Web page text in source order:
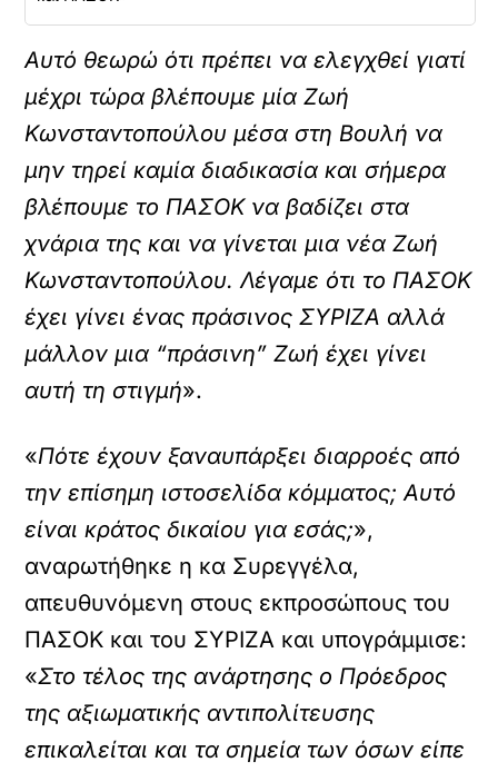
Αυτό θεωρώ ότι πρέπει να ελεγχθεί γιατί
μέχρι τώρα βλέπουμε μία Ζωή
Κωνσταντοπούλου μέσα στη Βουλή να
μην τηρεί καμία διαδικασία και σήμερα
βλέπουμε το ΠΑΣΟΚ να βαδίζει στα
χνάρια της και να γίνεται μια νέα Ζωή
Κωνσταντοπούλου. Λέγαμε ότι το ΠΑΣΟΚ
έχει γίνει ένας πράσινος ΣΥΡΙΖΑ αλλά
μάλλον μια “πράσινη” Ζωή έχει γίνει
αυτή τη στιγμή».
«Πότε έχουν ξαναυπάρξει διαρροές από
την επίσημη ιστοσελίδα κόμματος; Αυτό
είναι κράτος δικαίου για εσάς;»,
αναρωτήθηκε η κα Συρεγγέλα,
απευθυνόμενη στους εκπροσώπους του
ΠΑΣΟΚ και του ΣΥΡΙΖΑ και υπογράμμισε:
«Στο τέλος της ανάρτησης ο Πρόεδρος
της αξιωματικής αντιπολίτευσης
επικαλείται και τα σημεία των όσων είπε